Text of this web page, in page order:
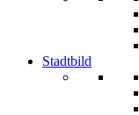
Stadtbild